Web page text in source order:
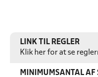
LINK TIL REGLER
Klik her for at se
MINIMUMSANTAL AF